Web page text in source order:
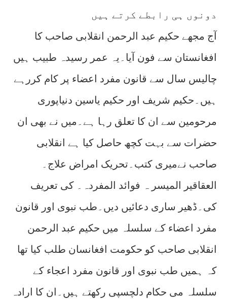
دونوں ہی رابطے کرتے ہیں
آج مجھے حکیم عبد الرحمن انقلابی صاحب کا
افغانستان سے فون آیا۔یہ عمر رسیدہ طبیب ہیں
چالیس سال سے قانون مفرد اعضاء پر کام کررہے
ہیں۔حکیم شریف اور حکیم یاسین دنیاپوری
مرحومین سے ان کا تعلق رہا ہے۔میں نے بھی ان
حضرات سے بہت کچھ حاصل کیا ہے انقلابی
صاحب نےمیری کتب۔تحریک امراض علاج۔
العقاقیر المیسر ہ فوائد المفردہ۔ کی تعریف
کی۔ڈھیر ساری دعائیں دیں۔طب نبوی اور قانون
مفرد اعضاء کے سلسلہ میں حکیم عبد الرحمن
انقلابی صاحب کو حکومت افغانسان طلب کیا تھا
کہ ہمیں طب نبوی اور قانون مفرد اعجاء کے
سلسلہ می حکام دلچسپی رکھتے ہیں۔ان کا ارادہ